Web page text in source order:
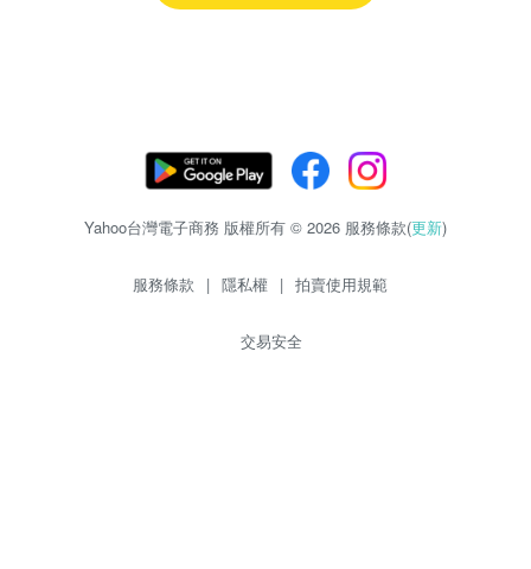
Yahoo台灣電子商務 版權所有 © 2026 服務條款(更新)
服務條款 | 隱私權 | 拍賣使用規範
交易安全